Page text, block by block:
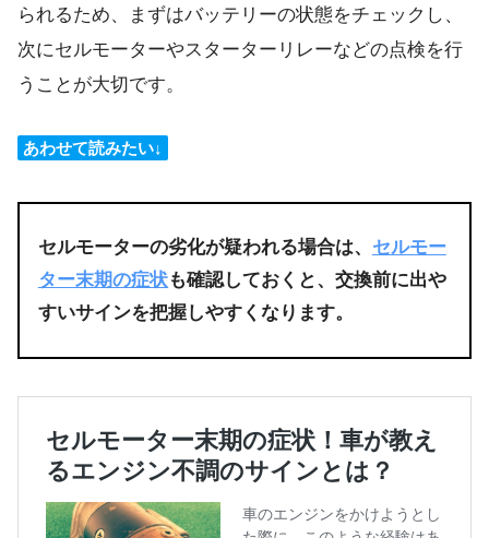
られるため、まずはバッテリーの状態をチェックし、
次にセルモーターやスターターリレーなどの点検を行
うことが大切です。
あわせて読みたい↓
セルモーターの劣化が疑われる場合は、 セルモー
ター末期の症状も確認しておくと、交換前に出や
すいサインを把握しやすくなります。